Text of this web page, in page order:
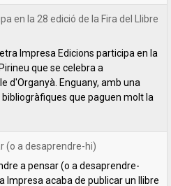
en la 28 edició de la Fira del Llibre
Impresa Edicions participa en la
que se celebra a
d'Organyà. Enguany, amb una
que paguen molt la
(o a desaprendre-hi)
a pensar (o a desaprendre-
Impresa acaba de publicar un llibre